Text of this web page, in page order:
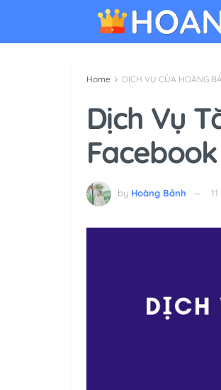
Home DỊCH VỤ CỦA HOÀNG
Dịch Vụ
Facebook
by Hoàng Bảnh